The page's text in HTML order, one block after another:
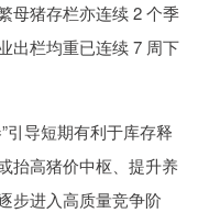
母猪存栏亦连续 2 个季
出栏均重已连续 7 周下
导短期有利于库存释
抬高猪价中枢、提升养
步进入高质量竞争阶